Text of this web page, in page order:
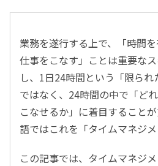
業務を遂行する上で、「時間
仕事をこなす」ことは重要な
し、1日24時間という「限ら
ではなく、24時間の中で「ど
こなせるか」に着目すること
語ではこれを「タイムマネジメ
この記事では、タイムマネジ